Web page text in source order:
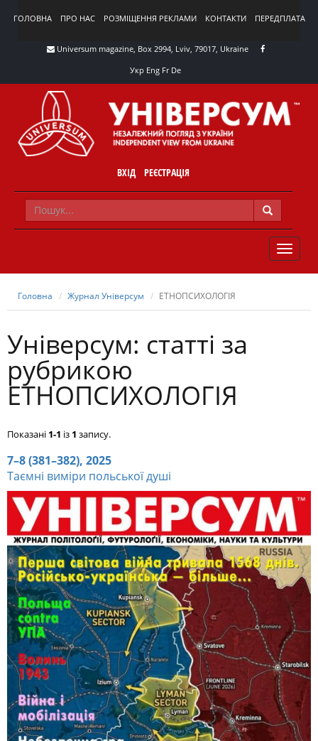
ГОЛОВНА ПРО НАС РОЗМІЩЕННЯ РЕКЛАМИ КОНТАКТИ ПЕРЕДПЛАТА
Universum magazine, Box 2994, Lviv, 79017, Ukraine
Укр Eng Fr De
ВХІД РЕЄСТРАЦІЯ
TOGGLE
Головна Журнал Універсум ЕТНОПСИХОЛОГІЯ
Універсум: cтатті за
рубрикою
ЕТНОПСИХОЛОГІЯ
Показані 1-1 із 1 запису.
7–8 (381–382), 2025
Таємні виміри польської душі